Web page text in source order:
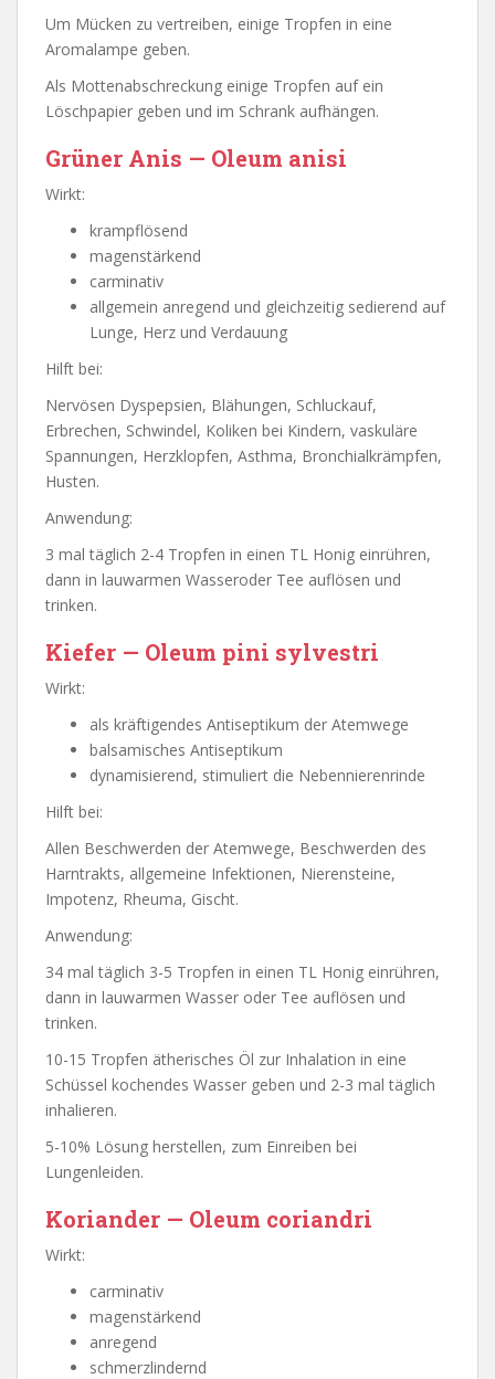
Um Mücken zu vertreiben, einige Tropfen in eine
Aromalampe geben.
Als Mottenabschreckung einige Tropfen auf ein
Löschpapier geben und im Schrank aufhängen.
Grüner Anis — Oleum anisi
Wirkt:
krampflösend
magenstärkend
carminativ
allgemein anregend und gleichzeitig sedierend auf
Lunge, Herz und Verdauung
Hilft bei:
Nervösen Dyspepsien, Blähungen, Schluckauf,
Erbrechen, Schwindel, Koliken bei Kindern, vaskuläre
Spannungen, Herzklopfen, Asthma, Bronchialkrämpfen,
Husten.
Anwendung:
3 mal täglich 2-4 Tropfen in einen TL Honig einrühren,
dann in lauwarmen Wasseroder Tee auflösen und
trinken.
Kiefer — Oleum pini sylvestri
Wirkt:
als kräftigendes Antiseptikum der Atemwege
balsamisches Antiseptikum
dynamisierend, stimuliert die Nebennierenrinde
Hilft bei:
Allen Beschwerden der Atemwege, Beschwerden des
Harntrakts, allgemeine Infektionen, Nierensteine,
Impotenz, Rheuma, Gischt.
Anwendung:
34 mal täglich 3-5 Tropfen in einen TL Honig einrühren,
dann in lauwarmen Wasser oder Tee auflösen und
trinken.
10-15 Tropfen ätherisches Öl zur Inhalation in eine
Schüssel kochendes Wasser geben und 2-3 mal täglich
inhalieren.
5-10% Lösung herstellen, zum Einreiben bei
Lungenleiden.
Koriander — Oleum coriandri
Wirkt:
carminativ
magenstärkend
anregend
schmerzlindernd